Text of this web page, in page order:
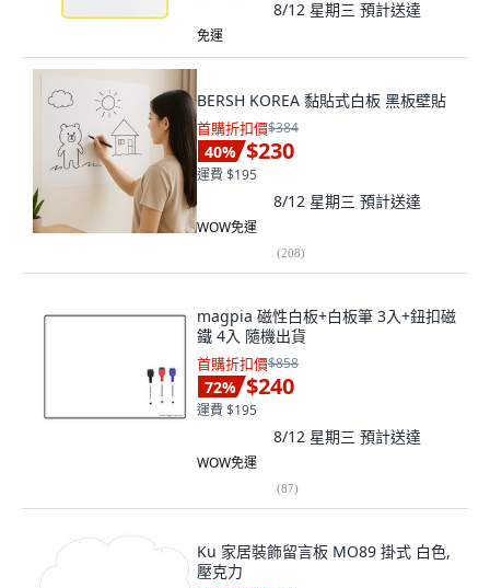
8/12 星期三 預計送達
免運
BERSH KOREA 黏貼式白板 黑板壁貼
首購折扣價$384
40% $230
運費 $195
8/12 星期三 預計送達
WOW免運
(208)
magpia 磁性白板+白板筆 3入+鈕扣磁
鐵 4入 隨機出貨
首購折扣價$858
72% $240
運費 $195
8/12 星期三 預計送達
WOW免運
(87)
Ku 家居裝飾留言板 MO89 掛式 白色,
壓克力